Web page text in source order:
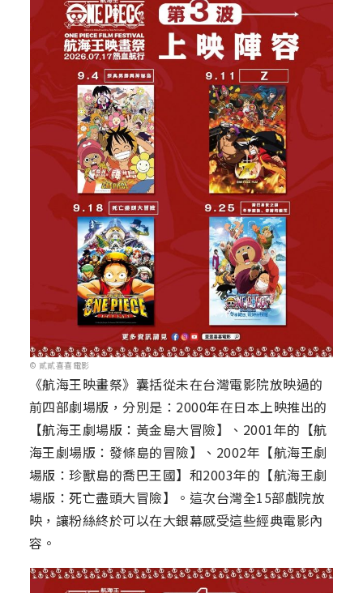
© 貳貳喜喜電影
《航海王映畫祭》囊括從未在台灣電影院放映過的
前四部劇場版，分別是：2000年在日本上映推出的
【航海王劇場版：黃金島大冒險】、2001年的【航
海王劇場版：發條島的冒險】、2002年【航海王劇
場版：珍獸島的喬巴王國】和2003年的【航海王劇
場版：死亡盡頭大冒險】。這次台灣全15部戲院放
映，讓粉絲終於可以在大銀幕感受這些經典電影內
容。